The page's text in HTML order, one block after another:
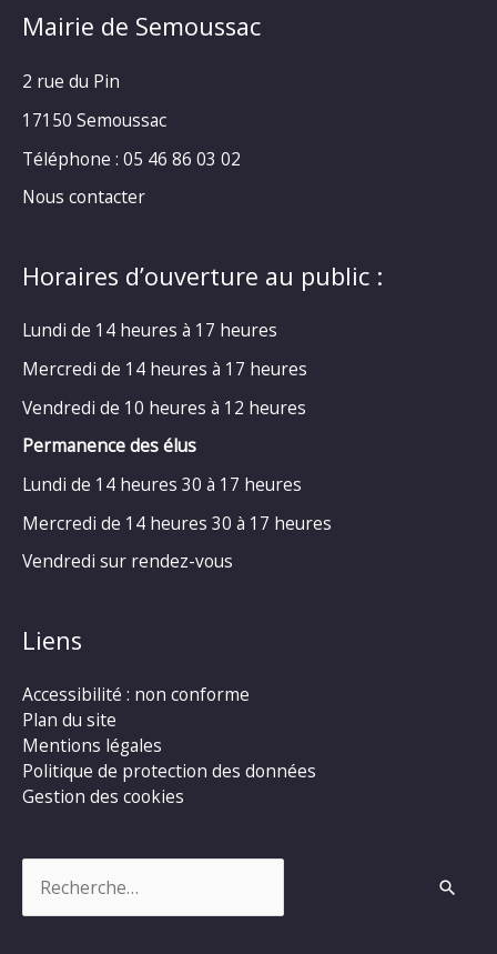
Mairie de Semoussac
2 rue du Pin
17150 Semoussac
Téléphone : 05 46 86 03 02
Nous contacter
Horaires d’ouverture au public :
Lundi de 14 heures à 17 heures
Mercredi de 14 heures à 17 heures
Vendredi de 10 heures à 12 heures
Permanence des élus
Lundi de 14 heures 30 à 17 heures
Mercredi de 14 heures 30 à 17 heures
Vendredi sur rendez-vous
Liens
Accessibilité : non conforme
Plan du site
Mentions légales
Politique de protection des données
Gestion des cookies